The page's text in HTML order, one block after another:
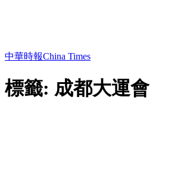
中華時報China Times
標籤: 成都大運會